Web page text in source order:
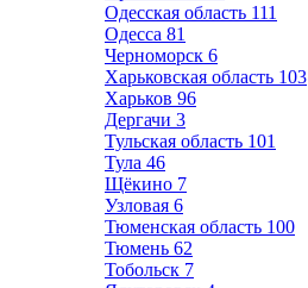
Одесская область 111
Одесса 81
Черноморск 6
Харьковская область 103
Харьков 96
Дергачи 3
Тульская область 101
Тула 46
Щёкино 7
Узловая 6
Тюменская область 100
Тюмень 62
Тобольск 7